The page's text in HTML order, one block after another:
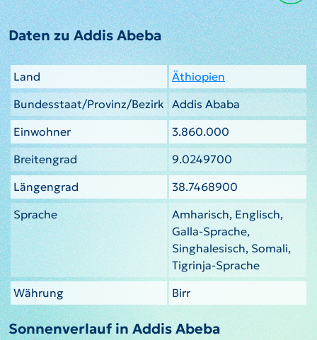
Daten zu Addis Abeba
Land
Äthiopien
Bundesstaat/Provinz/Bezirk Addis Ababa
Einwohner
3.860.000
Breitengrad
9.0249700
Längengrad
38.7468900
Sprache
Amharisch, Englisch,
Galla-Sprache,
Singhalesisch, Somali,
Tigrinja-Sprache
Währung
Birr
Sonnenverlauf in Addis Abeba